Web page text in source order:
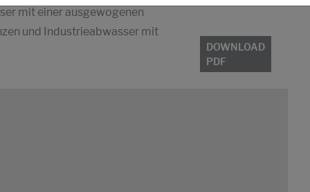
mit einer ausgewogenen
und Industrieabwasser mit
DOWNLOAD
PDF